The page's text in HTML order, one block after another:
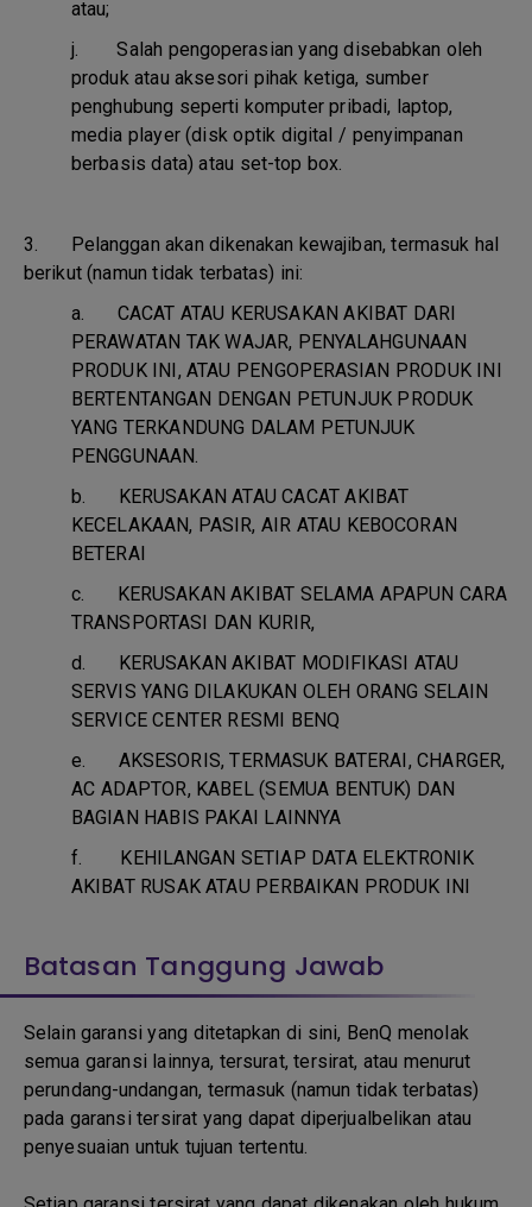
atau;
j.Salah pengoperasian yang disebabkan oleh
produk atau aksesori pihak ketiga, sumber
penghubung seperti komputer pribadi, laptop,
media player (disk optik digital / penyimpanan
berbasis data) atau set-top box.
3. Pelanggan akan dikenakan kewajiban, termasuk hal
berikut (namun tidak terbatas) ini:
a. CACAT ATAU KERUSAKAN AKIBAT DARI
PERAWATAN TAK WAJAR, PENYALAHGUNAAN
PRODUK INI, ATAU PENGOPERASIAN PRODUK INI
BERTENTANGAN DENGAN PETUNJUK PRODUK
YANG TERKANDUNG DALAM PETUNJUK
PENGGUNAAN.
b. KERUSAKAN ATAU CACAT AKIBAT
KECELAKAAN, PASIR, AIR ATAU KEBOCORAN
BETERAI
c. KERUSAKAN AKIBAT SELAMA APAPUN CARA
TRANSPORTASI DAN KURIR,
d. KERUSAKAN AKIBAT MODIFIKASI ATAU
SERVIS YANG DILAKUKAN OLEH ORANG SELAIN
SERVICE CENTER RESMI BENQ
e. AKSESORIS, TERMASUK BATERAI, CHARGER,
AC ADAPTOR, KABEL (SEMUA BENTUK) DAN
BAGIAN HABIS PAKAI LAINNYA
f. KEHILANGAN SETIAP DATA ELEKTRONIK
AKIBAT RUSAK ATAU PERBAIKAN PRODUK INI
Batasan Tanggung Jawab
Selain garansi yang ditetapkan di sini, BenQ menolak
semua garansi lainnya, tersurat, tersirat, atau menurut
perundang-undangan, termasuk (namun tidak terbatas)
pada garansi tersirat yang dapat diperjualbelikan atau
penyesuaian untuk tujuan tertentu.